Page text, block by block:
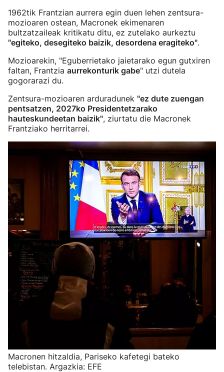
1962tik Frantzian aurrera egin duen lehen zentsura-
mozioaren ostean, Macronek ekimenaren
bultzatzaileak kritikatu ditu, ez zutelako aurkeztu
"egiteko, desegiteko baizik, desordena eragiteko".
Mozioarekin, "Eguberrietako jaietarako egun gutxiren
faltan, Frantzia aurrekonturik gabe" utzi dutela
gogorarazi du.
Zentsura-mozioaren arduradunek "ez dute zuengan
pentsatzen, 2027ko Presidentetzarako
hauteskundeetan baizik", ziurtatu die Macronek
Frantziako herritarrei.
Macronen hitzaldia, Pariseko kafetegi bateko
telebistan. Argazkia: EFE